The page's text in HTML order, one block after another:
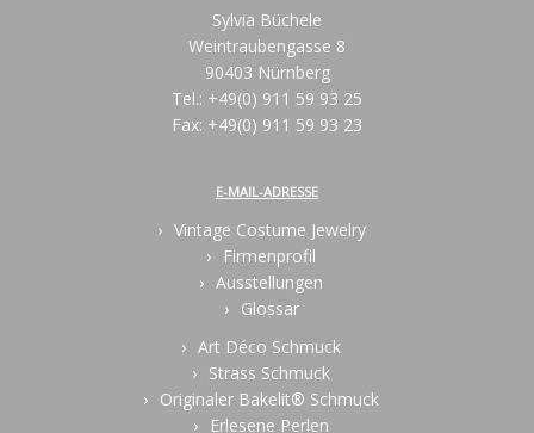
Sylvia Büchele
Weintraubengasse 8
90403 Nürnberg
Tel.: +49(0) 911 59 93 25
Fax: +49(0) 911 59 93 23
E-MAIL-ADRESSE
Vintage Costume Jewelry
Firmenprofil
Ausstellungen
Glossar
Art Déco Schmuck
Strass Schmuck
Originaler Bakelit® Schmuck
Erlesene Perlen